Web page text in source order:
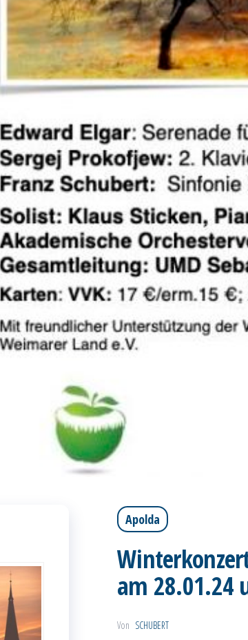
Apolda
am 28.01.24
Von SCHUBERT